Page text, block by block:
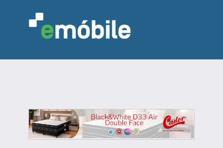
INDÚSTRIA MARCENARIA
DESIGN & DECORAÇÃO
INDICADORES
FEIRAS NOTÍCIAS